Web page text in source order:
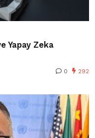
Yapay Zeka
0 292